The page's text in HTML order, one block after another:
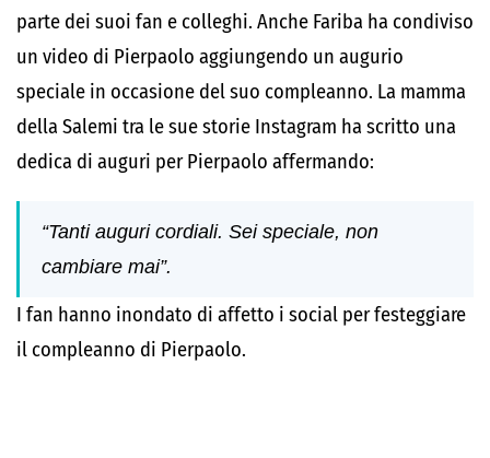
parte dei suoi fan e colleghi. Anche Fariba ha condiviso
un video di Pierpaolo aggiungendo un augurio
speciale in occasione del suo compleanno. La mamma
della Salemi tra le sue storie Instagram ha scritto una
dedica di auguri per Pierpaolo affermando:
“Tanti auguri cordiali. Sei speciale, non
cambiare mai”.
I fan hanno inondato di affetto i social per festeggiare
il compleanno di Pierpaolo.